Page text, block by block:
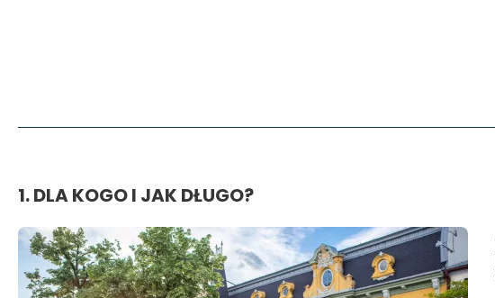
1. DLA KOGO I JAK DŁUGO?